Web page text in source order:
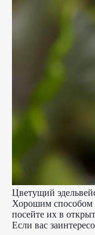
Цветущий
Хорошим способом
посейте их в
Если вас